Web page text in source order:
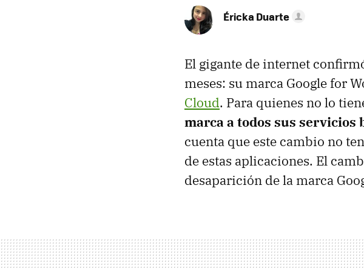
Éricka Duarte
El gigante de internet
meses: su marca Google for
Cloud. Para quienes no lo
marca a todos sus servicios
cuenta que este cambio no
de estas aplicaciones. El
desaparición de la marca